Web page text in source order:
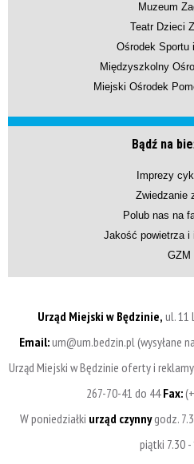
Muzeum
Teatr Dzieci
Ośrodek Sportu
Międzyszkolny
Miejski Ośrodek
Bądź na
Imprezy
Zwiedzanie
Polub nas na
Jakość powietrza i
GZM
Urząd Miejski w Będzinie, ul. 11
Email:um@um.bedzin.pl (wysyłane
Urząd Miejski w Będzinie oferty i
267-70-41 do 44Fax:
W poniedziałki urząd czynnygodz.
piątki 7.30 -